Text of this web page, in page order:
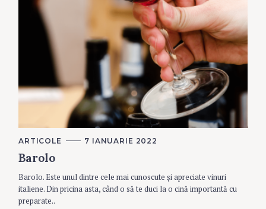
C
T
E
O
R
I
E
ARTICOLE 7 IANUARIE 2022
Barolo
Barolo. Este unul dintre cele mai cunoscute și apreciate vinuri
italiene. Din pricina asta, când o să te duci la o cină importantă cu
preparate..